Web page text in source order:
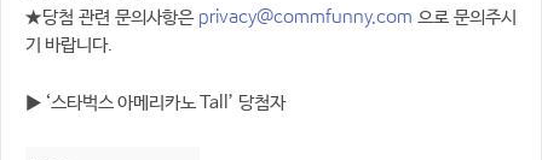
★당첨 관련 문의사항은 privacy@commfunny.com 으로 문의주시
기 바랍니다.
▶ ‘스타벅스 아메리카노 Tall’ 당첨자